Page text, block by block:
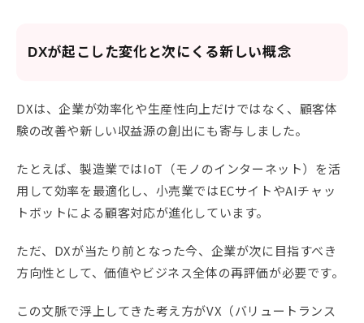
DXが起こした変化と次にくる新しい概念
DXは、企業が効率化や生産性向上だけではなく、顧客体
験の改善や新しい収益源の創出にも寄与しました。
たとえば、製造業ではIoT（モノのインターネット）を活
用して効率を最適化し、小売業ではECサイトやAIチャッ
トボットによる顧客対応が進化しています。
ただ、DXが当たり前となった今、企業が次に目指すべき
方向性として、価値やビジネス全体の再評価が必要です。
この文脈で浮上してきた考え方がVX（バリュートランス